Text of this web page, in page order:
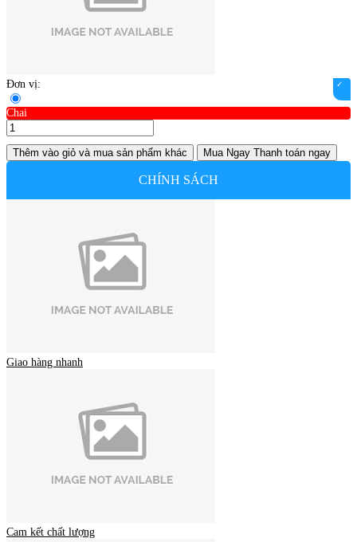
Đơn vị:
Chai
Thêm vào giỏ và mua sản phẩm khác Mua Ngay Thanh toán ngay
CHÍNH SÁCH
Giao hàng nhanh
Cam kết chất lượng